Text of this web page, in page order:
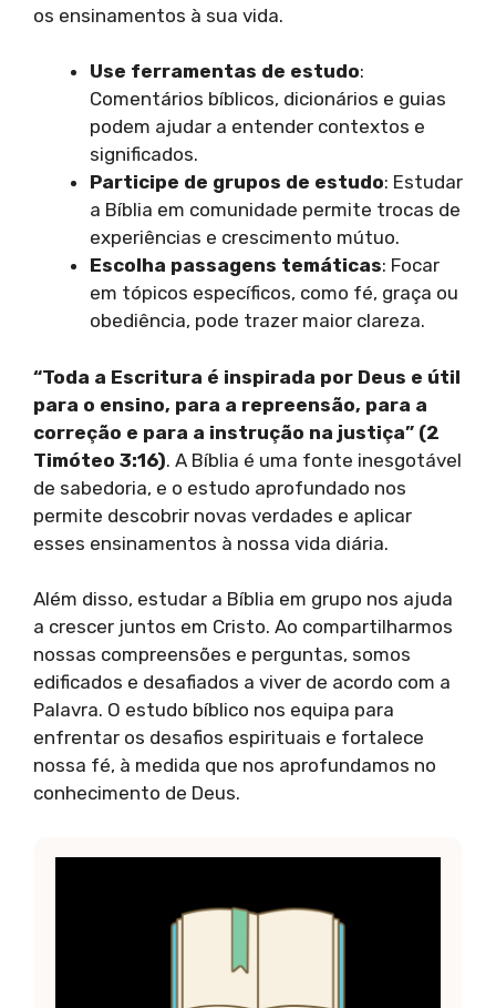
os ensinamentos à sua vida.
Use ferramentas de estudo:
Comentários bíblicos, dicionários e guias
podem ajudar a entender contextos e
significados.
Participe de grupos de estudo: Estudar
a Bíblia em comunidade permite trocas de
experiências e crescimento mútuo.
Escolha passagens temáticas: Focar
em tópicos específicos, como fé, graça ou
obediência, pode trazer maior clareza.
“Toda a Escritura é inspirada por Deus e útil
para o ensino, para a repreensão, para a
correção e para a instrução na justiça” (2
Timóteo 3:16). A Bíblia é uma fonte inesgotável
de sabedoria, e o estudo aprofundado nos
permite descobrir novas verdades e aplicar
esses ensinamentos à nossa vida diária.
Além disso, estudar a Bíblia em grupo nos ajuda
a crescer juntos em Cristo. Ao compartilharmos
nossas compreensões e perguntas, somos
edificados e desafiados a viver de acordo com a
Palavra. O estudo bíblico nos equipa para
enfrentar os desafios espirituais e fortalece
nossa fé, à medida que nos aprofundamos no
conhecimento de Deus.